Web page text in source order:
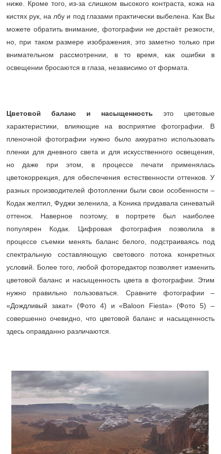
ниже. Кроме того, из-за слишком высокого контраста, кожа на
кистях рук, на лбу и под глазами практически выбелена. Как Вы
можете обратить внимание, фотографии не достаёт резкости,
но, при таком размере изображения, это заметно только при
внимательном рассмотрении, в то время, как ошибки в
освещении бросаются в глаза, независимо от формата.
Цветовой баланс и насыщенность это цветовые
характеристики, влияющие на восприятие фотографии. В
пленочной фотографии нужно было аккуратно использовать
пленки для дневного света и для искусственного освещения,
но даже при этом, в процессе печати применялась
цветокоррекция, для обеспечения естественности оттенков. У
разных производителей фотопленки были свои особенности –
Кодак желтил, Фуджи зеленила, а Коника придавала синеватый
оттенок. Наверное поэтому, в портрете был наиболее
популярен Кодак. Цифровая фотография позволила в
процессе съемки менять баланс белого, подстраиваясь под
спектральную составляющую светового потока конкретных
условий. Более того, любой фоторедактор позволяет изменить
цветовой баланс и насыщенность цвета в фотографии. Этим
нужно правильно пользоваться. Сравните фотографии –
«Дождливый закат» (Фото 4) и «Baloon Fiesta» (Фото 5) –
совершенно очевидно, что цветовой баланс и насыщенность
здесь оправданно различаются.